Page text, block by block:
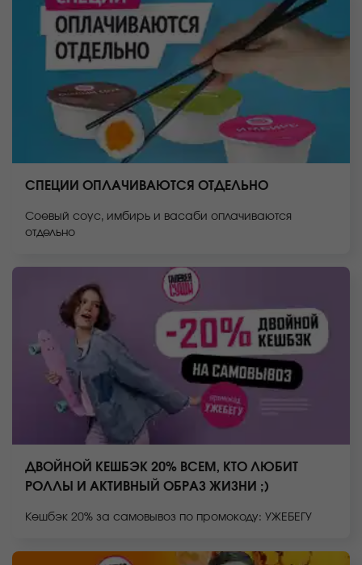
СПЕЦИИ ОПЛАЧИВАЮТСЯ ОТДЕЛЬНО
Соевый соус, имбирь и васаби оплачиваются
отдельно
ДВОЙНОЙ КЕШБЭК 20% ВСЕМ, КТО ЛЮБИТ
РОЛЛЫ И АКТИВНЫЙ ОБРАЗ ЖИЗНИ ;)
Кешбэк 20% за самовывоз по промокоду: УЖЕБЕГУ